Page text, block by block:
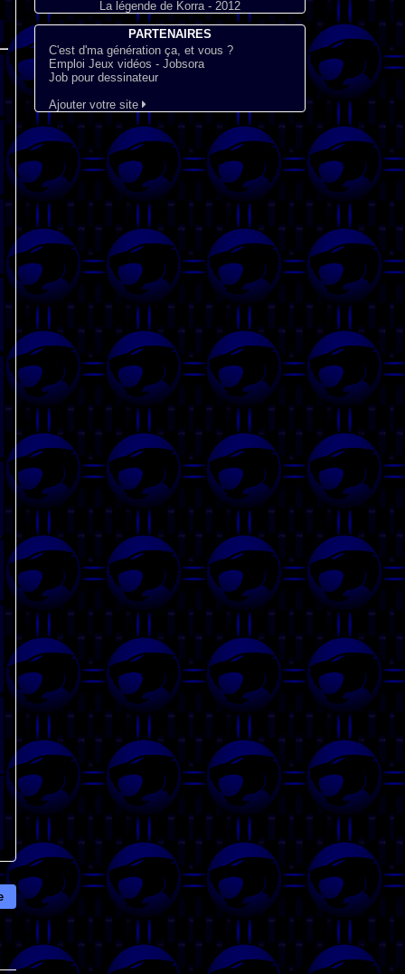
La légende de Korra - 2012
PARTENAIRES
C'est d'ma génération ça, et vous ?
Emploi Jeux vidéos - Jobsora
Job pour dessinateur
Ajouter votre site